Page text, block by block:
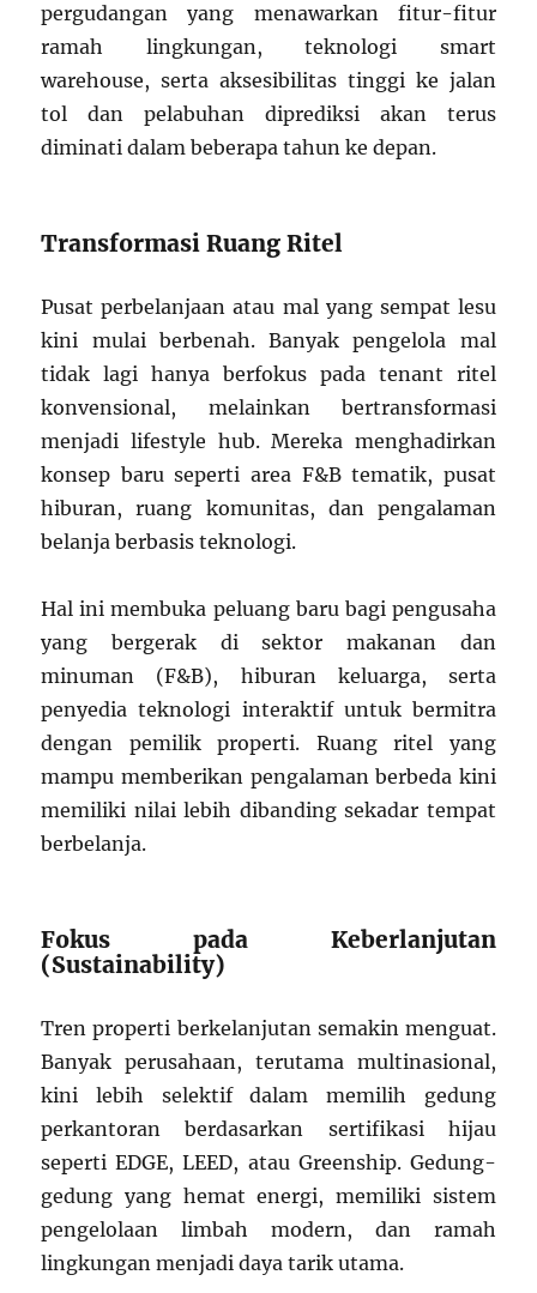
pergudangan yang menawarkan fitur-fitur
ramah lingkungan, teknologi smart
warehouse, serta aksesibilitas tinggi ke jalan
tol dan pelabuhan diprediksi akan terus
diminati dalam beberapa tahun ke depan.
Transformasi Ruang Ritel
Pusat perbelanjaan atau mal yang sempat lesu
kini mulai berbenah. Banyak pengelola mal
tidak lagi hanya berfokus pada tenant ritel
konvensional, melainkan bertransformasi
menjadi lifestyle hub. Mereka menghadirkan
konsep baru seperti area F&B tematik, pusat
hiburan, ruang komunitas, dan pengalaman
belanja berbasis teknologi.
Hal ini membuka peluang baru bagi pengusaha
yang bergerak di sektor makanan dan
minuman (F&B), hiburan keluarga, serta
penyedia teknologi interaktif untuk bermitra
dengan pemilik properti. Ruang ritel yang
mampu memberikan pengalaman berbeda kini
memiliki nilai lebih dibanding sekadar tempat
berbelanja.
Fokus pada Keberlanjutan
(Sustainability)
Tren properti berkelanjutan semakin menguat.
Banyak perusahaan, terutama multinasional,
kini lebih selektif dalam memilih gedung
perkantoran berdasarkan sertifikasi hijau
seperti EDGE, LEED, atau Greenship. Gedung-
gedung yang hemat energi, memiliki sistem
pengelolaan limbah modern, dan ramah
lingkungan menjadi daya tarik utama.